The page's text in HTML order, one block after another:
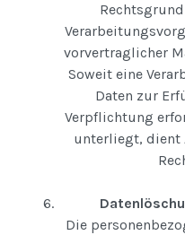
vorvertraglicher
Soweit eine
Daten zur
Verpflichtung
unterliegt, dient
Die